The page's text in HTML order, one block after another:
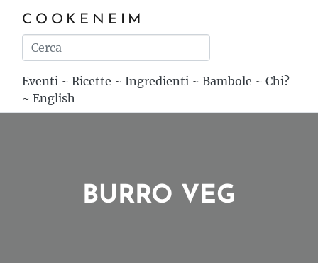
COOKENEIM
Eventi ~ Ricette ~ Ingredienti ~ Bambole ~ Chi?
~ English
BURRO VEG